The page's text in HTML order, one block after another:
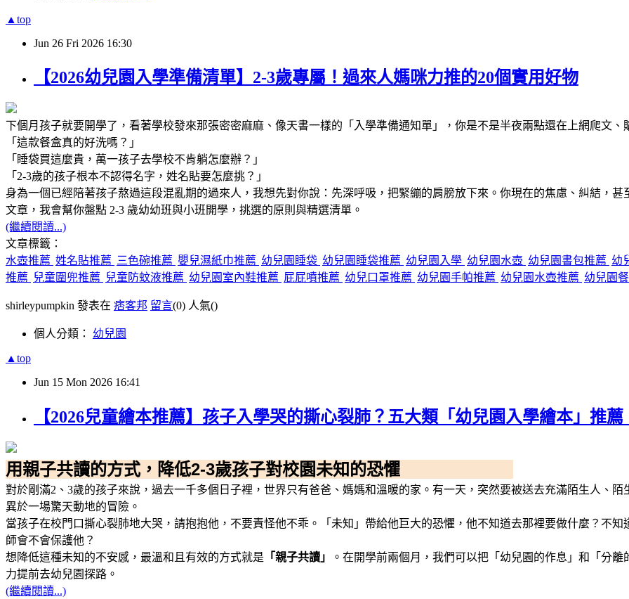
▲top
Jun 26 Fri 2026 16:30
【2026幼兒園入學準備清單】2-3歲專屬！過來人媽咪力推的20個實用好物
下個月孩子就要開學了，看著學校發來那張密密麻麻、像天書一樣的「入學準備通知單」，你是不是半夜兩點還在上網爬文
「這款餐盒真的好洗嗎？」
「睡袋買這麼貴，萬一孩子去學校不肯躺怎麼辦？」
「2-3歲的孩子根本不認得名字，姓名貼要怎麼挑？」
身為一個已經陪著孩子熬過這段混亂期的過來人，我想先對你說：先深呼吸，把緊繃的肩膀放下來。你現在的焦慮、糾結，
文章，我會幫你盤點 2-3 歲幼幼班與小班開學，挑選的原則與精選清單。
(繼續閱讀...)
文章標籤：
水壺推薦 姓名貼推薦 三色碗推薦 嬰兒濕紙巾推薦 幼兒園睡袋 幼兒園睡袋推薦 幼兒園入學 幼兒園水壺 幼兒園書包推薦 幼
推薦 兒童圍兜推薦 兒童防蚊液推薦 幼兒園室內鞋推薦 屁屁噴推薦 幼兒口罩推薦 幼兒園手帕推薦 幼兒園水壺推薦 幼兒園
shirleypumpkin 發表在 痞客邦 留言(0) 人氣()
個人分類： 幼兒園
▲top
Jun 15 Mon 2026 16:41
【2026兒童繪本推薦】孩子入學哭的撕心裂肺？五大類「幼兒園入學繪本」推
用親子共讀的方式，降低2-3歲孩子對校園未知的恐懼
對於剛滿2、3歲的孩子來說，過去一千多個日子裡，世界只有爸爸、媽媽和溫暖的家。有一天，突然要被送去充滿陌生人、
異於一場驚天動地的冒險。
當孩子在校門口撕心裂肺地大哭，請抱抱他，不要責怪他不乖。「未知」帶給他巨大的恐懼，他不知道去那裡要做什麼？不
師會不會保護他？
想降低這種未知的不安感，最溫和且有效的方式就是 「親子共讀」
。在開學前兩個月，我們可以把「幼兒園的作息」和「分
力提前去幼兒園探路。
(繼續閱讀...)